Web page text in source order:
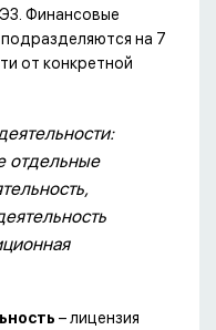
Финансовые
на 7
от конкретной
отдельные
– лицензия